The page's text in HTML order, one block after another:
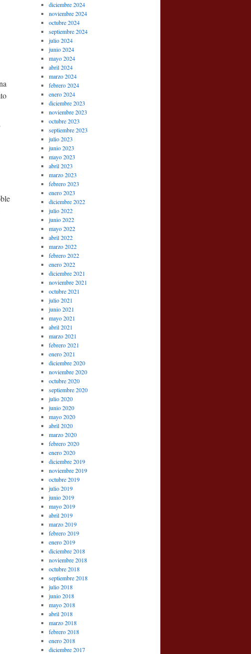
diciembre 2024
noviembre 2024
octubre 2024
septiembre 2024
julio 2024
junio 2024
mayo 2024
abril 2024
marzo 2024
febrero 2024
enero 2024
diciembre 2023
noviembre 2023
octubre 2023
septiembre 2023
julio 2023
junio 2023
mayo 2023
abril 2023
marzo 2023
febrero 2023
enero 2023
diciembre 2022
julio 2022
junio 2022
mayo 2022
abril 2022
marzo 2022
febrero 2022
enero 2022
diciembre 2021
noviembre 2021
octubre 2021
julio 2021
junio 2021
mayo 2021
abril 2021
marzo 2021
febrero 2021
enero 2021
diciembre 2020
noviembre 2020
octubre 2020
septiembre 2020
julio 2020
junio 2020
mayo 2020
abril 2020
marzo 2020
febrero 2020
enero 2020
diciembre 2019
noviembre 2019
octubre 2019
julio 2019
junio 2019
mayo 2019
abril 2019
marzo 2019
febrero 2019
enero 2019
diciembre 2018
noviembre 2018
octubre 2018
septiembre 2018
julio 2018
junio 2018
mayo 2018
abril 2018
marzo 2018
febrero 2018
enero 2018
diciembre 2017